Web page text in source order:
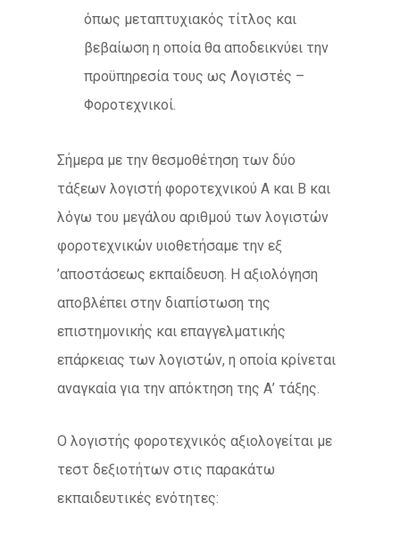
όπως μεταπτυχιακός τίτλος και
βεβαίωση η οποία θα αποδεικνύει την
προϋπηρεσία τους ως Λογιστές –
Φοροτεχνικοί.
Σήμερα με την θεσμοθέτηση των δύο
τάξεων λογιστή φοροτεχνικού Α και Β και
λόγω του μεγάλου αριθμού των λογιστών
φοροτεχνικών υιοθετήσαμε την εξ
’αποστάσεως εκπαίδευση. Η αξιολόγηση
αποβλέπει στην διαπίστωση της
επιστημονικής και επαγγελματικής
επάρκειας των λογιστών, η οποία κρίνεται
αναγκαία για την απόκτηση της Α’ τάξης.
Ο λογιστής φοροτεχνικός αξιολογείται με
τεστ δεξιοτήτων στις παρακάτω
εκπαιδευτικές ενότητες: